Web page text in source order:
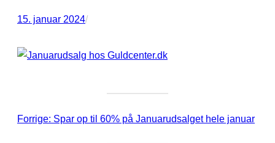
15. januar 2024/
Forrige: Spar op til 60% på Januarudsalget hele januar